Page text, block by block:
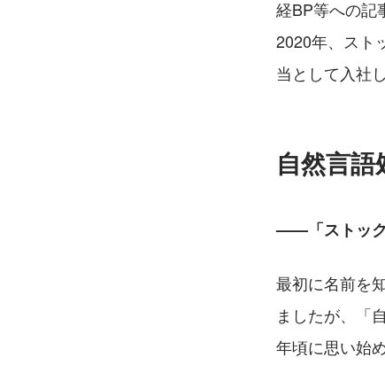
経BP等への記
2020年、スト
当として入社
自然言
——「ストック
最初に名前を
ましたが、「
年頃に思い始